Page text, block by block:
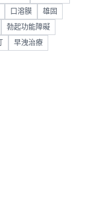
口溶膜 雄固
勃起功能障礙
早洩治療